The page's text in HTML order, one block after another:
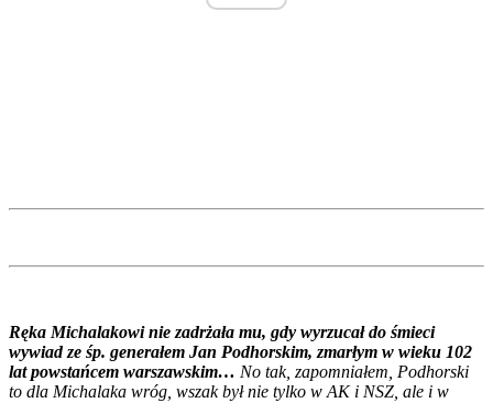
Ręka Michalakowi nie zadrżała mu, gdy wyrzucał do śmieci
wywiad ze śp. generałem Jan Podhorskim, zmarłym w wieku 102
lat powstańcem warszawskim… No tak, zapomniałem, Podhorski
to dla Michalaka wróg, wszak był nie tylko w AK i NSZ, ale i w